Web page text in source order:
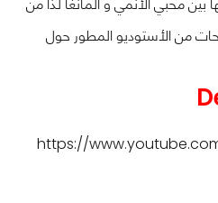
من الأستوديو المطور حول
https://